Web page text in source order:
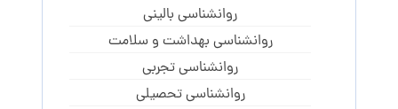
روانشناسی بالینی
روانشناسی بهداشت و سلامت
روانشناسی تجربی
روانشناسی تحصیلی